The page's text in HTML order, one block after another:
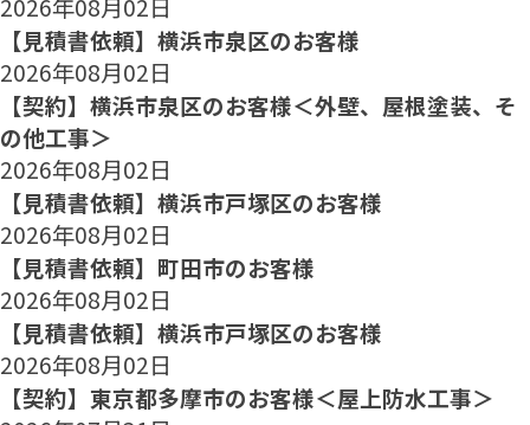
2026年08月02日
【見積書依頼】横浜市泉区のお客様
2026年08月02日
【契約】横浜市泉区のお客様＜外壁、屋根塗装、そ
の他工事＞
2026年08月02日
【見積書依頼】横浜市戸塚区のお客様
2026年08月02日
【見積書依頼】町田市のお客様
2026年08月02日
【見積書依頼】横浜市戸塚区のお客様
2026年08月02日
【契約】東京都多摩市のお客様＜屋上防水工事＞